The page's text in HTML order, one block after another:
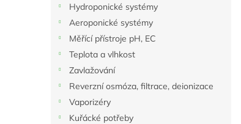
Hydroponické systémy
Aeroponické systémy
Měřící přístroje pH, EC
Teplota a vlhkost
Zavlažování
Reverzní osmóza, filtrace, deionizace
Vaporizéry
Kuřácké potřeby